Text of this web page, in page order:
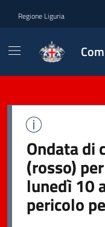
Regione Liguria
Ondata di
(rosso)
lunedì 10
pericolo